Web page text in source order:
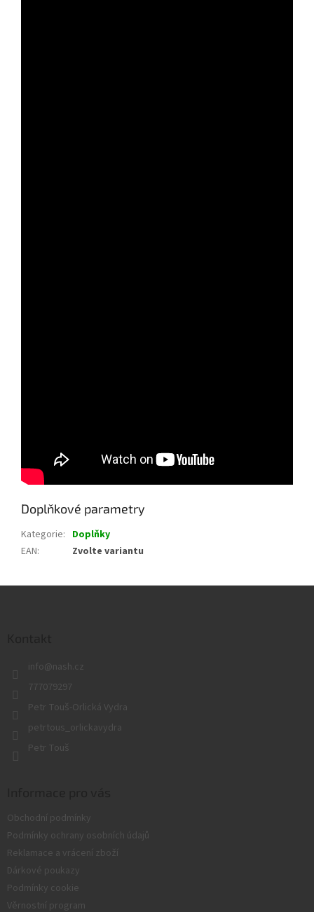
Doplňkové parametry
Kategorie: Doplňky
EAN: Zvolte variantu
info@nash.cz
777079297
Petr Touš-Orlická Vydra
petrtous_orlickavydra
Petr Touš
Obchodní podmínky
Podmínky ochrany osobních údajů
Reklamace a vrácení zboží
Dárkové poukazy
Podmínky cookie
Věrnostní program